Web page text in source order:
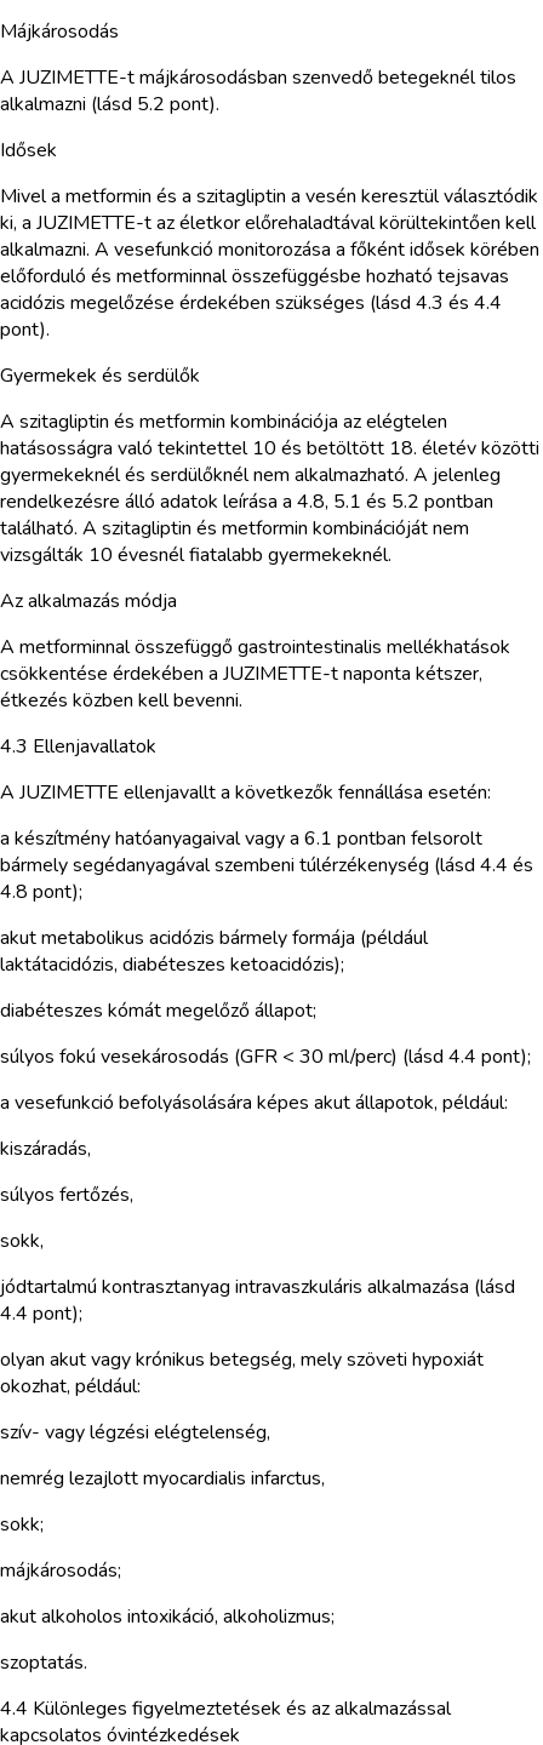
Májkárosodás
A JUZIMETTE-t májkárosodásban szenvedő betegeknél tilos
alkalmazni (lásd 5.2 pont).
Idősek
Mivel a metformin és a szitagliptin a vesén keresztül választódik
ki, a JUZIMETTE-t az életkor előrehaladtával körültekintően kell
alkalmazni. A vesefunkció monitorozása a főként idősek körében
előforduló és metforminnal összefüggésbe hozható tejsavas
acidózis megelőzése érdekében szükséges (lásd 4.3 és 4.4
pont).
Gyermekek és serdülők
A szitagliptin és metformin kombinációja az elégtelen
hatásosságra való tekintettel 10 és betöltött 18. életév közötti
gyermekeknél és serdülőknél nem alkalmazható. A jelenleg
rendelkezésre álló adatok leírása a 4.8, 5.1 és 5.2 pontban
található. A szitagliptin és metformin kombinációját nem
vizsgálták 10 évesnél fiatalabb gyermekeknél.
Az alkalmazás módja
A metforminnal összefüggő gastrointestinalis mellékhatások
csökkentése érdekében a JUZIMETTE-t naponta kétszer,
étkezés közben kell bevenni.
4.3 Ellenjavallatok
A JUZIMETTE ellenjavallt a következők fennállása esetén:
a készítmény hatóanyagaival vagy a 6.1 pontban felsorolt
bármely segédanyagával szembeni túlérzékenység (lásd 4.4 és
4.8 pont);
akut metabolikus acidózis bármely formája (például
laktátacidózis, diabéteszes ketoacidózis);
diabéteszes kómát megelőző állapot;
súlyos fokú vesekárosodás (GFR < 30 ml/perc) (lásd 4.4 pont);
a vesefunkció befolyásolására képes akut állapotok, például:
kiszáradás,
súlyos fertőzés,
sokk,
jódtartalmú kontrasztanyag intravaszkuláris alkalmazása (lásd
4.4 pont);
olyan akut vagy krónikus betegség, mely szöveti hypoxiát
okozhat, például:
szív- vagy légzési elégtelenség,
nemrég lezajlott myocardialis infarctus,
sokk;
májkárosodás;
akut alkoholos intoxikáció, alkoholizmus;
szoptatás.
4.4 Különleges figyelmeztetések és az alkalmazással
kapcsolatos óvintézkedések